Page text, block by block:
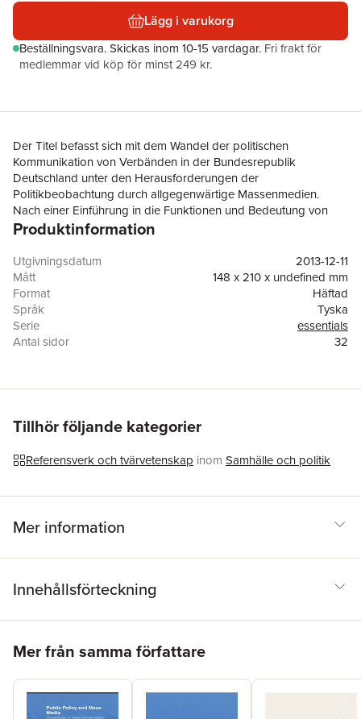
Lägg i varukorg
Beställningsvara.Skickas inom 10-15 vardagar. Fri frakt för
medlemmar vid köp för minst 249 kr.
​Der Titel befasst sich mit dem Wandel der politischen
Kommunikation von Verbänden in der Bundesrepublik
Deutschland unter den Herausforderungen der
Politikbeobachtung durch allgegenwärtige Massenmedien.
Nach einer Einführung in die Funktionen und Bedeutung von
Verbänden und Medien in der Politikvermittlung zwischen Staat
öffentlichen, medialen und nichtöffentlichen, institutionellen
Politikarenen in der Mediengesellschaft sowie deren
Rückwirkungen auf die verbandliche Interessenpolitik,
Organisation und Binnen- wie Außenkommunikation behandelt.
Vorgestellt und diskutiert werden unterschiedliche
wissenschaftliche Interpretationsansätze zum Verhältnis von
Produktinformation
Utgivningsdatum
2013-12-11
Mått
148 x 210 x undefined mm
Format
Häftad
Språk
Tyska
Serie
essentials
Antal sidor
32
Tillhör följande kategorier
Referensverk och tvärvetenskap inom Samhälle och politik
Mer information
Innehållsförteckning
Mer från samma författare